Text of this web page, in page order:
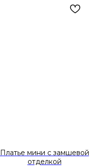
Платье мини с замшевой
отделкой